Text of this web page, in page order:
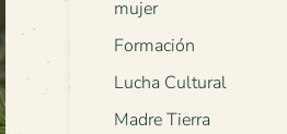
mujer
Formación
Lucha Cultural
Madre Tierra